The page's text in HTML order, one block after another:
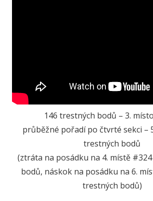
146 trestných bodů – 3.
průběžné pořadí po čtvrté sekci –
trestných bodů
(ztráta na posádku na 4. místě
bodů, náskok na posádku na 6.
trestných bodů)